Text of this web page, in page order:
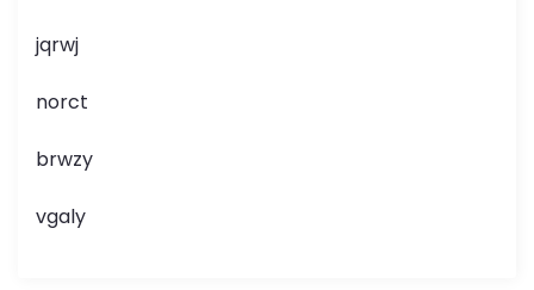
jqrwj
norct
brwzy
vgaly